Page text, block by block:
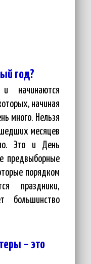
год?
и начинаются
начиная
много. Нельзя
месяцев
Это и День
предвыборные
порядком
праздники,
большинство
– это